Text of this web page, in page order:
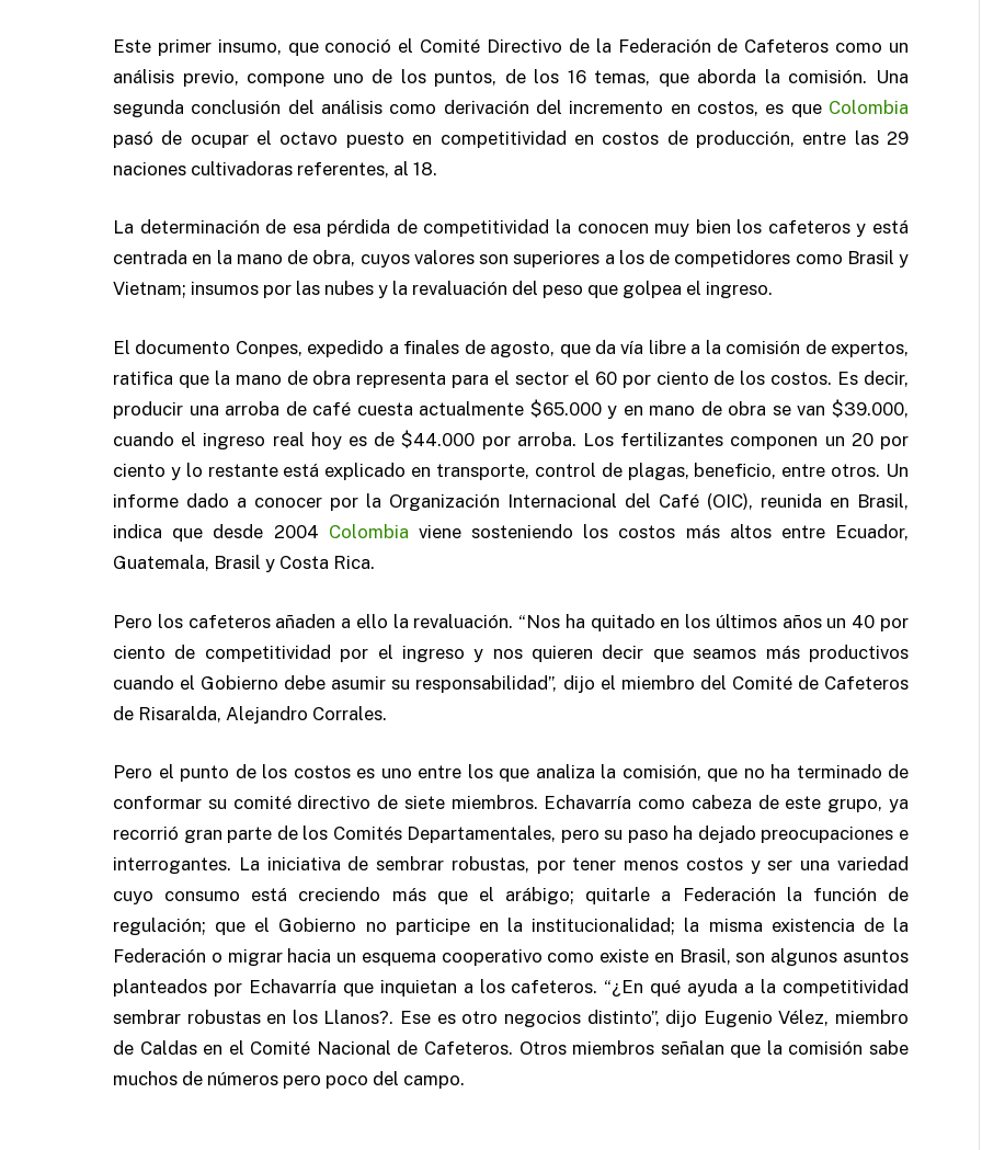
Este primer insumo, que conoció el Comité Directivo de la Federación de Cafeteros como un
análisis previo, compone uno de los puntos, de los 16 temas, que aborda la comisión. Una
segunda conclusión del análisis como derivación del incremento en costos, es que Colombia
pasó de ocupar el octavo puesto en competitividad en costos de producción, entre las 29
naciones cultivadoras referentes, al 18.
La determinación de esa pérdida de competitividad la conocen muy bien los cafeteros y está
centrada en la mano de obra, cuyos valores son superiores a los de competidores como Brasil y
Vietnam; insumos por las nubes y la revaluación del peso que golpea el ingreso.
El documento Conpes, expedido a finales de agosto, que da vía libre a la comisión de expertos,
ratifica que la mano de obra representa para el sector el 60 por ciento de los costos. Es decir,
producir una arroba de café cuesta actualmente $65.000 y en mano de obra se van $39.000,
cuando el ingreso real hoy es de $44.000 por arroba. Los fertilizantes componen un 20 por
ciento y lo restante está explicado en transporte, control de plagas, beneficio, entre otros. Un
informe dado a conocer por la Organización Internacional del Café (OIC), reunida en Brasil,
indica que desde 2004 Colombia viene sosteniendo los costos más altos entre Ecuador,
Guatemala, Brasil y Costa Rica.
Pero los cafeteros añaden a ello la revaluación. “Nos ha quitado en los últimos años un 40 por
ciento de competitividad por el ingreso y nos quieren decir que seamos más productivos
cuando el Gobierno debe asumir su responsabilidad”, dijo el miembro del Comité de Cafeteros
de Risaralda, Alejandro Corrales.
Pero el punto de los costos es uno entre los que analiza la comisión, que no ha terminado de
conformar su comité directivo de siete miembros. Echavarría como cabeza de este grupo, ya
recorrió gran parte de los Comités Departamentales, pero su paso ha dejado preocupaciones e
interrogantes. La iniciativa de sembrar robustas, por tener menos costos y ser una variedad
cuyo consumo está creciendo más que el arábigo; quitarle a Federación la función de
regulación; que el Gobierno no participe en la institucionalidad; la misma existencia de la
Federación o migrar hacia un esquema cooperativo como existe en Brasil, son algunos asuntos
planteados por Echavarría que inquietan a los cafeteros. “¿En qué ayuda a la competitividad
sembrar robustas en los Llanos?. Ese es otro negocios distinto”, dijo Eugenio Vélez, miembro
de Caldas en el Comité Nacional de Cafeteros. Otros miembros señalan que la comisión sabe
muchos de números pero poco del campo.